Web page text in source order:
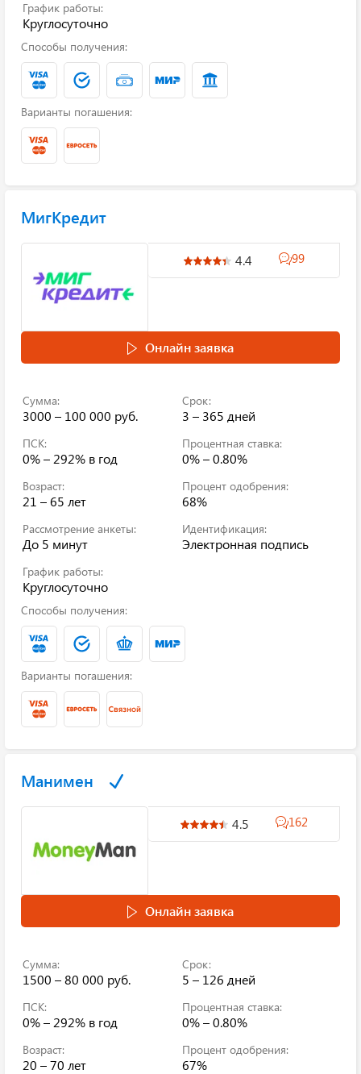
График работы:
Круглосуточно
Способы получения:
Варианты погашения:
МигКредит
4.4 99
Онлайн заявка
Сумма:
3000 – 100 000 руб.
Срок:
3 – 365 дней
ПСК:
0% – 292% в год
Процентная ставка:
0% – 0.80%
Возраст:
21 – 65 лет
Процент одобрения:
68%
Рассмотрение анкеты:
До 5 минут
Идентификация:
Электронная подпись
График работы:
Круглосуточно
Способы получения:
Варианты погашения:
Манимен
4.5 162
Онлайн заявка
Сумма:
1500 – 80 000 руб.
Срок:
5 – 126 дней
ПСК:
0% – 292% в год
Процентная ставка:
0% – 0.80%
Возраст:
20 – 70 лет
Процент одобрения:
67%